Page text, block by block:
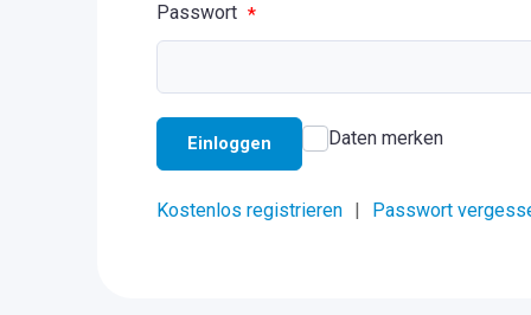
Passwort *
Einloggen Daten merken
Kostenlos registrieren | Passwort